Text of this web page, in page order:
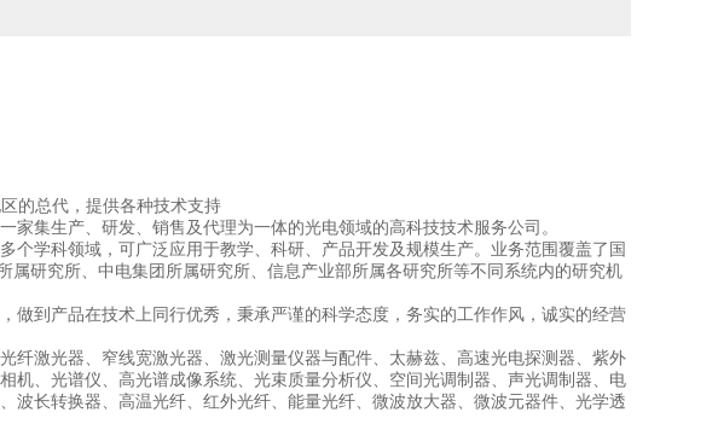
的总代，提供各种技术支持
集生产、研发、销售及代理为一体的光电领域的高科技技术服务公司。
个学科领域，可广泛应用于教学、科研、产品开发及规模生产。业务范围覆盖了国
研究所、中电集团所属研究所、信息产业部所属各研究所等不同系统内的研究机
做到产品在技术上同行优秀，秉承严谨的科学态度，务实的工作作风，诚实的经营
纤激光器、窄线宽激光器、激光测量仪器与配件、太赫兹、高速光电探测器、紫外
机、光谱仪、高光谱成像系统、光束质量分析仪、空间光调制器、声光调制器、电
波长转换器、高温光纤、红外光纤、能量光纤、微波放大器、微波元器件、光学透